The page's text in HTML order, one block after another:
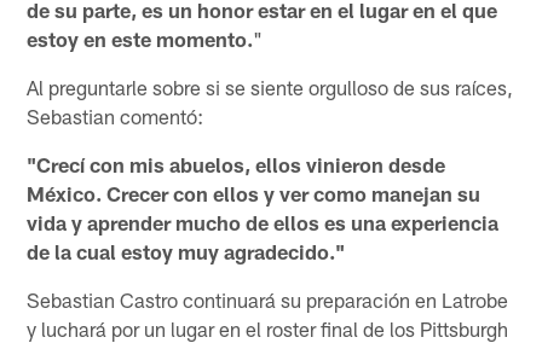
de su parte, es un honor estar en el lugar en el que
estoy en este momento."
Al preguntarle sobre si se siente orgulloso de sus raíces,
Sebastian comentó:
"Crecí con mis abuelos, ellos vinieron desde
México. Crecer con ellos y ver como manejan su
vida y aprender mucho de ellos es una experiencia
de la cual estoy muy agradecido."
Sebastian Castro continuará su preparación en Latrobe
y luchará por un lugar en el roster final de los Pittsburgh